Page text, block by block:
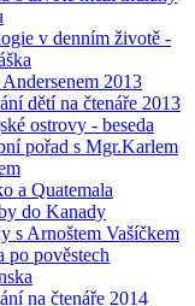
v denním životě -
2013
dětí na čtenáře 2013
ostrovy - beseda
pořad s Mgr.Karlem
a Quatemala
do Kanady
s Arnoštem Vašíčkem
po pověstech
na čtenáře 2014